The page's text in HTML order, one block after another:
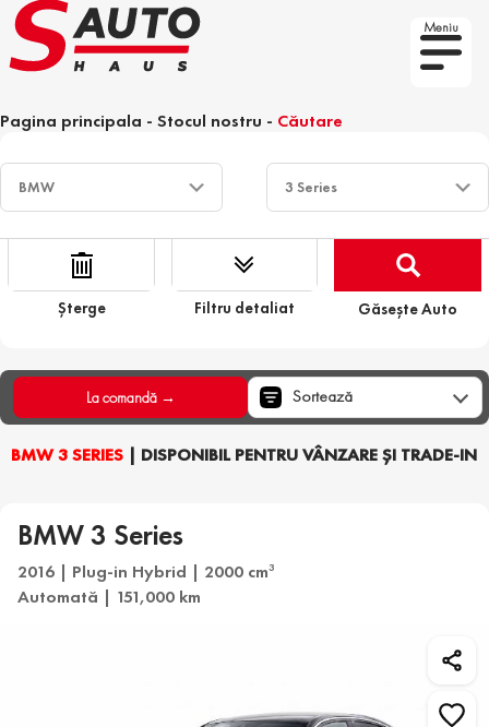
Meniu
Pagina principala - Stocul nostru - Căutare
Șterge Filtru detaliat Găsește Auto
BMW 3 SERIES | DISPONIBIL PENTRU VÂNZARE ȘI TRADE-IN
La comandă → Sortează
BMW 3 Series
2016 | Plug-in Hybrid | 2000 cm3
Automată | 151,000 km